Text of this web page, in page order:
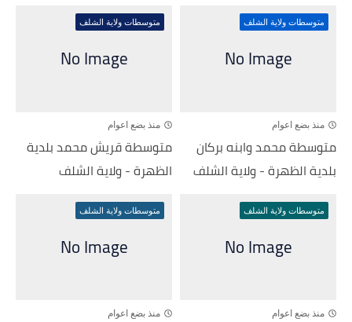
متوسطات ولاية الشلف
منذ بضع اعوام
متوسطة محمد وابنه بركان
بلدية الظهرة - ولاية الشلف
متوسطات ولاية الشلف
منذ بضع اعوام
متوسطة قريش محمد بلدية
الظهرة - ولاية الشلف
متوسطات ولاية الشلف
منذ بضع اعوام
متوسطات ولاية الشلف
منذ بضع اعوام